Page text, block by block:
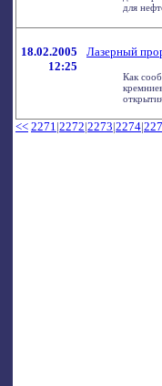
для
18.02.2005
12:25
Лазерный
Как
<< 2271|2272|2273|2274|